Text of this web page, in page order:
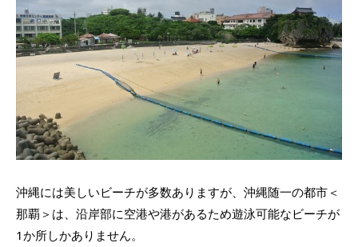
沖縄には美しいビーチが多数ありますが、沖縄随一の都市＜
那覇＞は、沿岸部に空港や港があるため遊泳可能なビーチが
1か所しかありません。